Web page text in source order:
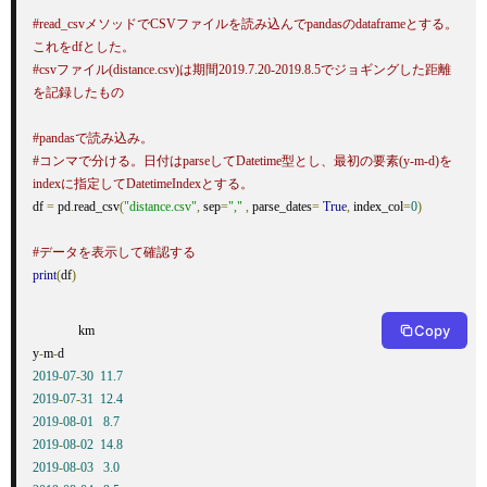
#read_csvメソッドでCSVファイルを読み込んでpandasのdataframeとする。
これをdfとした。
#csvファイル(distance.csv)は期間2019.7.20-2019.8.5でジョギングした距離
を記録したもの
#pandasで読み込み。
#コンマで分ける。日付はparseしてDatetime型とし、最初の要素(y-m-d)を
indexに指定してDatetimeIndexとする。
df = pd read_csv("distance.csv" sep="," parse_dates= True index_col=0)
#データを表示して確認する
print(df)
y-m-
2019-07-30 11.7
2019-07-31
12.4
2019-08-01
8.7
2019-08-02 14.8
2019-08-03
3.0
Copy